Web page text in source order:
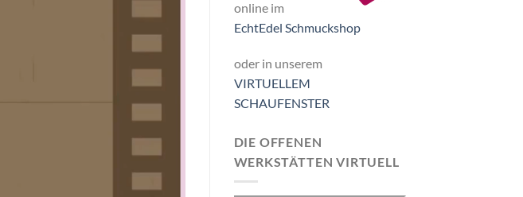
online im
EchtEdel Schmuckshop
oder in unserem
VIRTUELLEM
SCHAUFENSTER
DIE OFFENEN
WERKSTÄTTEN VIRTUELL